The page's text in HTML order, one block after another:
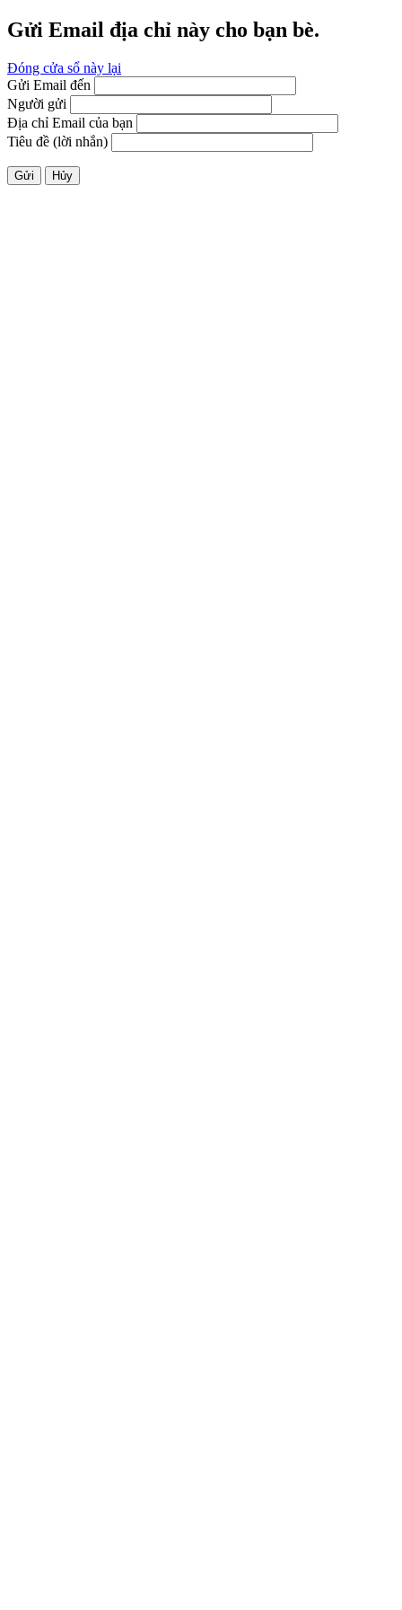
Gửi Email địa chỉ này cho bạn bè.
Đóng cửa sổ này lại
Gửi Email đến
Người gửi
Địa chỉ Email của bạn
Tiêu đề (lời nhắn)
Gửi Hủy